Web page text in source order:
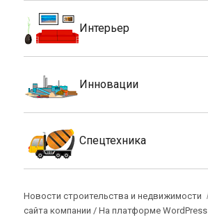
Интерьер
Инновации
Спецтехника
Новости строительства и недвижимости
сайта компании /На платформе WordPress